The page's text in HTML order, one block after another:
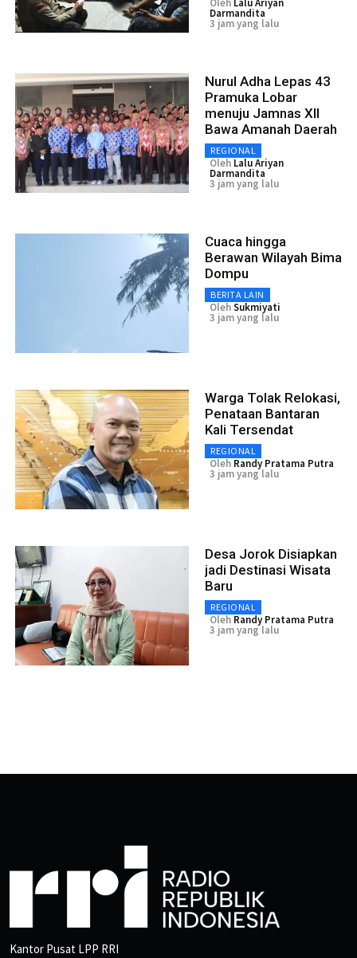
Darmandita
3 jam yang lalu
Nurul Adha Lepas 43
Pramuka Lobar
menuju Jamnas XII
Bawa Amanah Daerah
REGIONAL
Oleh Lalu Ariyan
Darmandita
3 jam yang lalu
Cuaca hingga
Berawan Wilayah Bima
Dompu
BERITA LAIN
OlehSukmiyati
3 jam yang lalu
Warga Tolak Relokasi,
Penataan Bantaran
Kali Tersendat
REGIONAL
Oleh Randy Pratama Putra
3 jam yang lalu
Desa Jorok Disiapkan
jadi Destinasi Wisata
Baru
REGIONAL
Oleh Randy Pratama Putra
3 jam yang lalu
Kantor Pusat LPP RRI